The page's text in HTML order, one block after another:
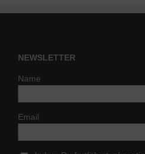
NEWSLETTER
Name
Email